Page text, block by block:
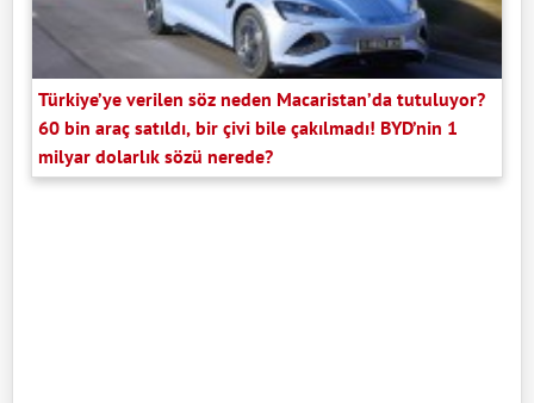
Türkiye’ye verilen söz neden Macaristan’da tutuluyor?
60 bin araç satıldı, bir çivi bile çakılmadı! BYD’nin 1
milyar dolarlık sözü nerede?